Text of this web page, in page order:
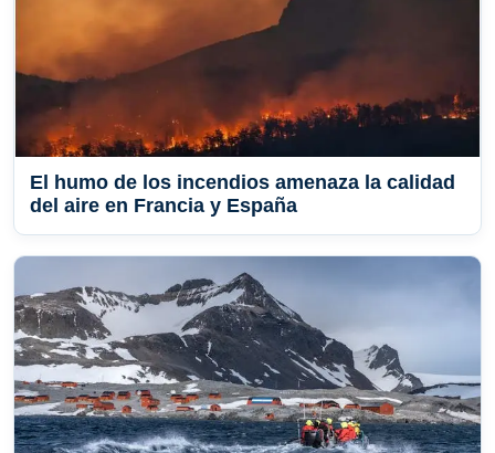
El humo de los incendios amenaza la calidad
del aire en Francia y España